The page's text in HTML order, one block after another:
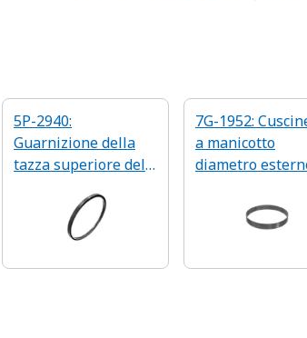
5P-2940:
Guarnizione della
tazza superiore del
telescopico
7G-1952:
a manicotto
diametro